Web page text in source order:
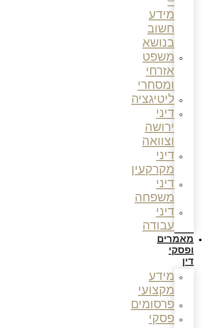
מידע
חשוב
בנושא
משפט
אזרחי
ומסחרי
ליטיגציה
דיני
ירושה
וצוואה
דיני
מקרקעין
דיני
משפחה
דיני
עבודה
מאמרים
ופסקי
דין
מידע
מקצועי
פרסומים
פסקי